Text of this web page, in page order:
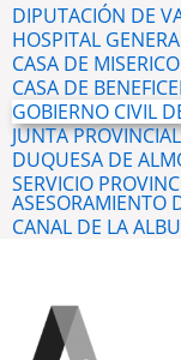
DIPUTACIÓN DE
HOSPITAL
CASA DE
CASA DE
GOBIERNO CIVIL
JUNTA
DUQUESA DE
SERVICIO
ASESORAMIENTO
CANAL DE LA